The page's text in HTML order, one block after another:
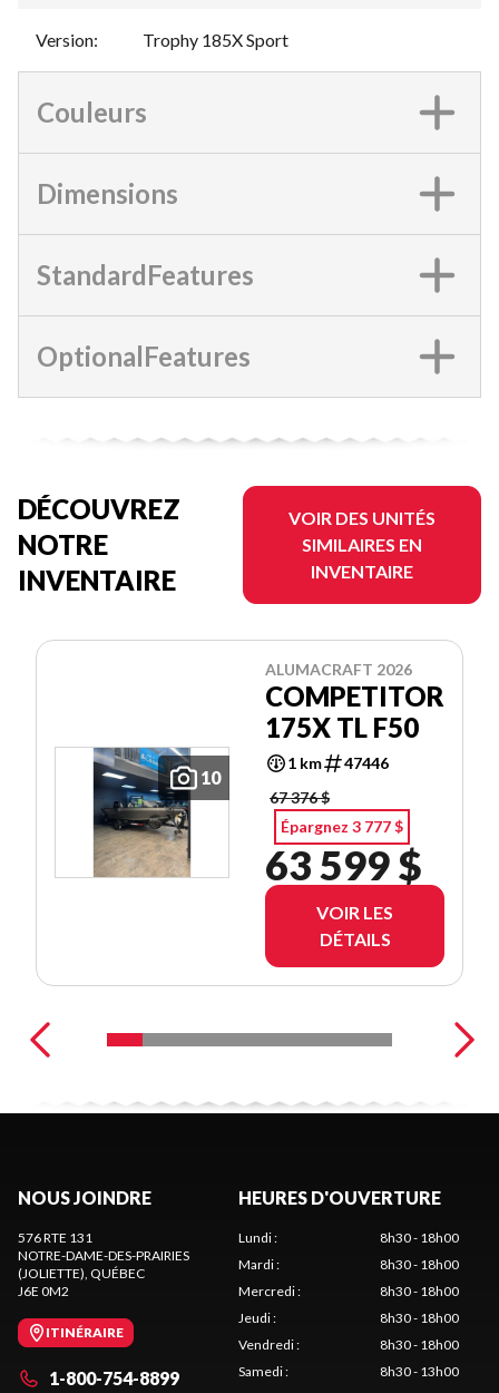
Version: Trophy 185X Sport
Couleurs
Dimensions
StandardFeatures
OptionalFeatures
DÉCOUVREZ
NOTRE
INVENTAIRE
VOIR DES UNITÉS
SIMILAIRES EN
INVENTAIRE
10
ALUMACRAFT 2026
COMPETITOR
175X TL F50
1 km
47446
67 376 $
Épargnez 3 777 $
63 599 $
VOIR LES
DÉTAILS
NOUS JOINDRE
576 RTE 131
NOTRE-DAME-DES-PRAIRIES
(JOLIETTE), QUÉBEC
J6E 0M2
ITINÉRAIRE
1-800-754-8899
HEURES D'OUVERTURE
Lundi:
8h30 - 18h00
Mardi:
8h30 - 18h00
Mercredi:
8h30 - 18h00
Jeudi:
8h30 - 18h00
Vendredi:
8h30 - 18h00
Samedi:
8h30 - 13h00